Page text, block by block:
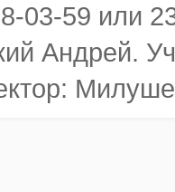
03-59 или
Андрей.